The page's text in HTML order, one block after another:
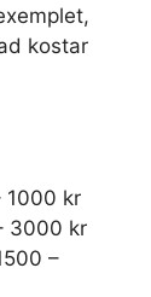
kostar
1000 kr
3000 kr
–